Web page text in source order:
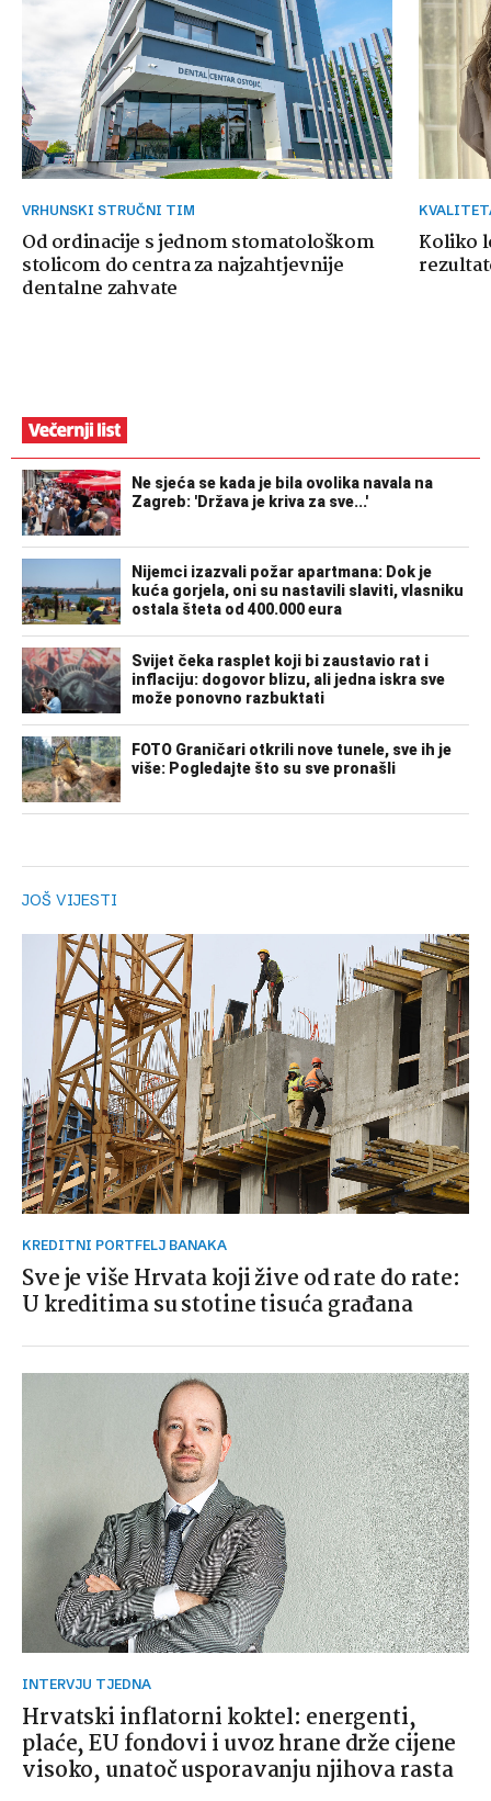
VRHUNSKI STRUČNI TIM
Od ordinacije s jednom stomatološkom
stolicom do centra za najzahtjevnije
dentalne zahvate
Koliko
JOŠ VIJESTI
KREDITNI PORTFELJ BANAKA
Sve je više Hrvata koji žive od rate do rate:
U kreditima su stotine tisuća građana
INTERVJU TJEDNA
Hrvatski inflatorni koktel: energenti,
plaće, EU fondovi i uvoz hrane drže cijene
visoko, unatoč usporavanju njihova rasta